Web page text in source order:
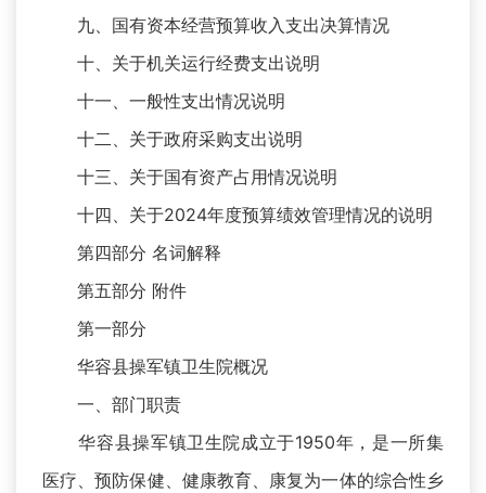
九、国有资本经营预算收入支出决算情况
十、关于机关运行经费支出说明
十一、一般性支出情况说明
十二、关于政府采购支出说明
十三、关于国有资产占用情况说明
十四、关于2024年度预算绩效管理情况的说明
第四部分 名词解释
第五部分 附件
第一部分
华容县操军镇卫生院概况
一、部门职责
华容县操军镇卫生院成立于1950年，是一所集
医疗、预防保健、健康教育、康复为一体的综合性乡